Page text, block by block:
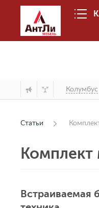
Колумбус
Статьи
Встраиваемая